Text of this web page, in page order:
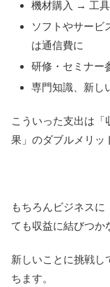
機材購入 → 工
ソフトやサー
は通信費に
研修・セミナー
専門知識、新し
こういった支出は「
果」のダブルメリッ
もちろんビジネス
ても収益に結びつか
新しいことに挑戦し
ちます。